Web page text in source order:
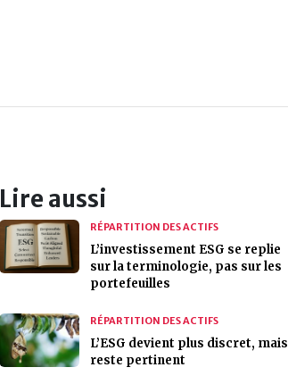
Lire aussi
RÉPARTITION DES ACTIFS
L’investissement ESG se replie
sur la terminologie, pas sur les
portefeuilles
RÉPARTITION DES ACTIFS
L’ESG devient plus discret, mais
reste pertinent